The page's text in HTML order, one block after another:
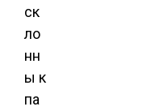
ск
ло
нн
ы к
па